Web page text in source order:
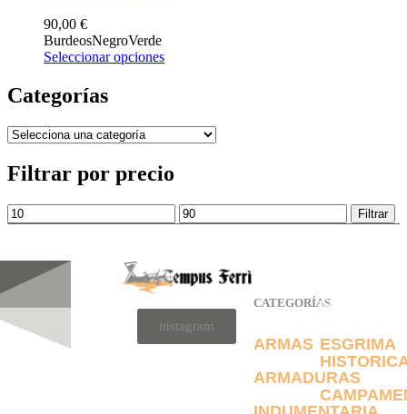
90,00 €
BurdeosNegroVerde
Seleccionar opciones
Categorías
Filtrar por precio
Filtrar
instagram
CATEGORÍAS
ARMAS
ARMADURAS
CATEGORÍAS
ESGRIMA